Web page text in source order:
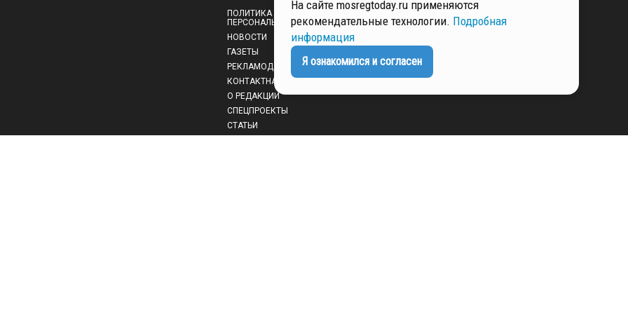
ПОЛИТИКА ОБРАБОТКИ И ЗАЩИТЫ
ПЕРСОНАЛЬНЫХ ДАННЫХ
НОВОСТИ
ГАЗЕТЫ
РЕКЛАМОДАТЕЛЯМ
КОНТАКТНАЯ ИНФОРМАЦИЯ
О РЕДАКЦИИ
СПЕЦПРОЕКТЫ
СТАТЬИ
На сайте mosregtoday.ru применяются
рекомендательные технологии. Подробная
информация
Я ознакомился и согласен